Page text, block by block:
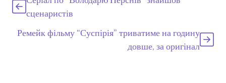
сценаристів
Ремейк фільму “Суспірія” триватиме на годину
довше, за оригінал